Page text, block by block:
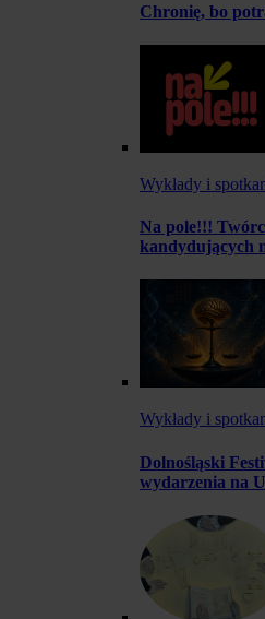
Chronię, bo
Wykłady i
Na pole!!!
kandydujących
Wykłady i
Dolnośląski
wydarzenia na